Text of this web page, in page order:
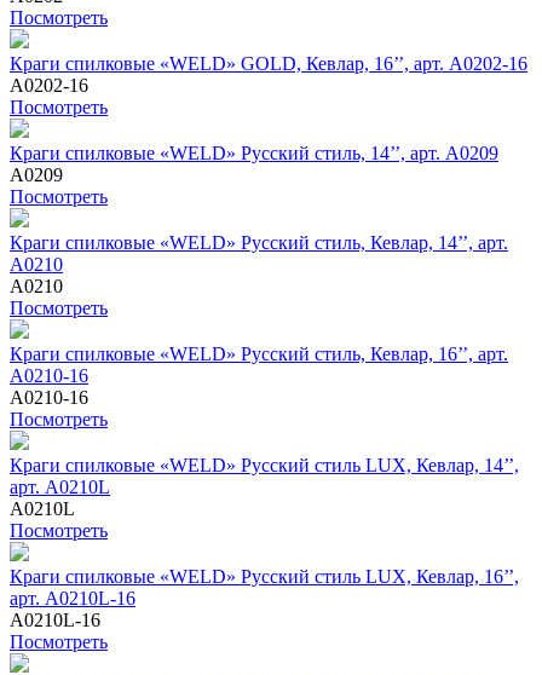
Посмотреть
Краги спилковые «WELD» GOLD, Кевлар, 16’’, арт. A0202-16
A0202-16
Посмотреть
Краги спилковые «WELD» Русский стиль, 14’’, арт. A0209
A0209
Посмотреть
Краги спилковые «WELD» Русский стиль, Кевлар, 14’’, арт.
A0210
A0210
Посмотреть
Краги спилковые «WELD» Русский стиль, Кевлар, 16’’, арт.
A0210-16
A0210-16
Посмотреть
Краги спилковые «WELD» Русский стиль LUX, Кевлар, 14’’,
арт. A0210L
A0210L
Посмотреть
Краги спилковые «WELD» Русский стиль LUX, Кевлар, 16’’,
арт. A0210L-16
A0210L-16
Посмотреть